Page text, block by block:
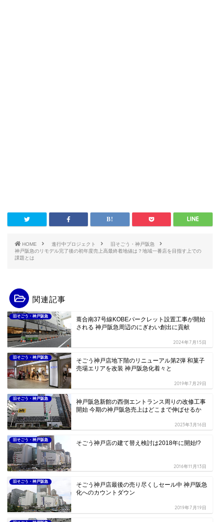
HOME 進行中プロジェクト
旧そごう・神戸阪急
神戸阪急のリモデル完了後の初年度売上高最終着地値は？地域一番店を目指す上での
課題とは
関連記事
旧そごう・神戸阪急
葺合南37号線KOBEパークレット設置工事が開始
される 神戸阪急周辺のにぎわい創出に貢献
2024年7月15日
旧そごう・神戸阪急
そごう神戸店地下階のリニューアル第2弾 和菓子
売場エリアを改装 神戸阪急化着々と
2019年7月29日
旧そごう・神戸阪急
神戸阪急新館の西側エントランス周りの改修工事
開始 今期の神戸阪急売上はどこまで伸ばせるか
2023年3月16日
旧そごう・神戸阪急 そごう神戸店の建て替え検討は2018年に開始!?
2016年11月13日
旧そごう・神戸阪急
そごう神戸店最後の売り尽くしセール中 神戸阪急
化へのカウントダウン
2019年7月19日